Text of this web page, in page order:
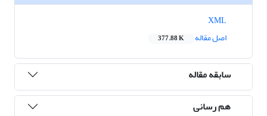
اصل مقاله
377.88 K
سابقه مقاله
هم رسانی